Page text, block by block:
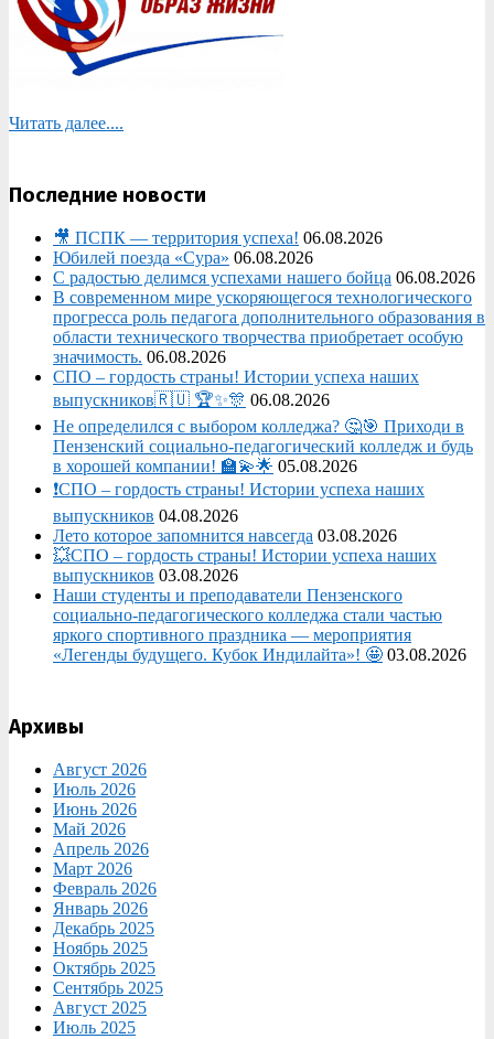
Читать далее....
Последние новости
🎥 ПСПК — территория успеха! 06.08.2026
Юбилей поезда «Сура» 06.08.2026
С радостью делимся успехами нашего бойца 06.08.2026
В современном мире ускоряющегося технологического
прогресса роль педагога дополнительного образования в
области технического творчества приобретает особую
значимость. 06.08.2026
СПО – гордость страны! Истории успеха наших
выпускников🇷🇺 🏆✨🎊 06.08.2026
Не определился с выбором колледжа? 🤔🎯 Приходи в
Пензенский социально-педагогический колледж и будь
в хорошей компании! 🏫💫🌟 05.08.2026
❗СПО – гордость страны! Истории успеха наших
выпускников 04.08.2026
Лето которое запомнится навсегда 03.08.2026
💥СПО – гордость страны! Истории успеха наших
выпускников 03.08.2026
Наши студенты и преподаватели Пензенского
социально‑педагогического колледжа стали частью
яркого спортивного праздника — мероприятия
«Легенды будущего. Кубок Индилайта»! 🤩 03.08.2026
Архивы
Август 2026
Июль 2026
Июнь 2026
Май 2026
Апрель 2026
Март 2026
Февраль 2026
Январь 2026
Декабрь 2025
Ноябрь 2025
Октябрь 2025
Сентябрь 2025
Август 2025
Июль 2025